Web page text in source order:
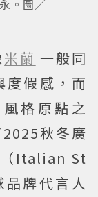
。圖／
米蘭 一般同
度假感，而
格原點之
秋冬廣
（Italian St
牌代言人